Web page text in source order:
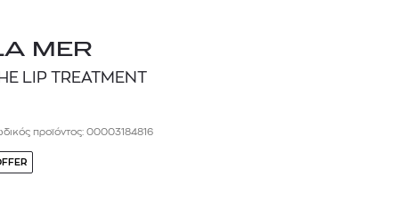
estee lauder double wear
mcm
Design
MER
LIP TREATMENT
προϊόντος: 00003184816